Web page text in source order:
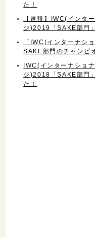
た！
【速報】IWC(インタ
ジ)2019「SAKE部門
「IWC(インターナシ
SAKE部門のチャンピ
IWC(インターナショ
ジ)2018「SAKE部門
た！